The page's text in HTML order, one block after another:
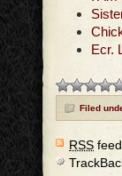
Ecr.
Filed
RSS